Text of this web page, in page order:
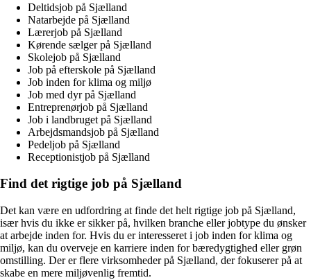
Deltidsjob på Sjælland
Natarbejde på Sjælland
Lærerjob på Sjælland
Kørende sælger på Sjælland
Skolejob på Sjælland
Job på efterskole på Sjælland
Job inden for klima og miljø
Job med dyr på Sjælland
Entreprenørjob på Sjælland
Job i landbruget på Sjælland
Arbejdsmandsjob på Sjælland
Pedeljob på Sjælland
Receptionistjob på Sjælland
Find det rigtige job på Sjælland
Det kan være en udfordring at finde det helt rigtige job på Sjælland,
især hvis du ikke er sikker på, hvilken branche eller jobtype du ønsker
at arbejde inden for. Hvis du er interesseret i job inden for klima og
miljø, kan du overveje en karriere inden for bæredygtighed eller grøn
omstilling. Der er flere virksomheder på Sjælland, der fokuserer på at
skabe en mere miljøvenlig fremtid.